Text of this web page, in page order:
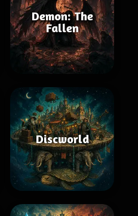
Demon: The
Fallen
Discworld